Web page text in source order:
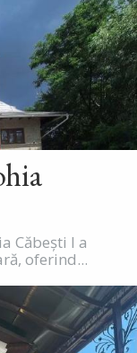
Căbești I a
oferind...